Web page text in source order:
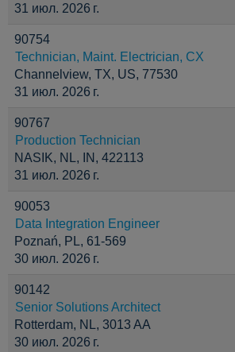
31 июл. 2026 г.
90754
Technician, Maint. Electrician, CX
Channelview, TX, US, 77530
31 июл. 2026 г.
90767
Production Technician
NASIK, NL, IN, 422113
31 июл. 2026 г.
90053
Data Integration Engineer
Poznań, PL, 61-569
30 июл. 2026 г.
90142
Senior Solutions Architect
Rotterdam, NL, 3013 AA
30 июл. 2026 г.